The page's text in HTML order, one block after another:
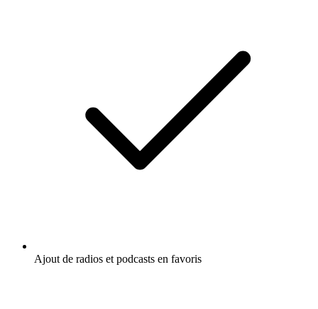
Ajout de radios et podcasts en favoris